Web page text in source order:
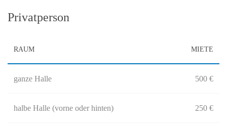
Privatperson
RAUM MIETE
ganze Halle 500 €
halbe Halle (vorne oder hinten) 250 €